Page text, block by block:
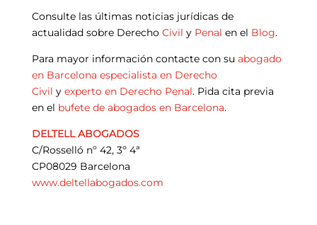
Consulte las últimas noticias jurídicas de
actualidad sobre Derecho Civil y Penal en el Blog.
Para mayor información contacte con su abogado
en Barcelona especialista en Derecho
Civil y experto en Derecho Penal. Pida cita previa
en el bufete de abogados en Barcelona.
DELTELL ABOGADOS
C/Rosselló nº 42, 3º 4ª
CP08029 Barcelona
www.deltellabogados.com